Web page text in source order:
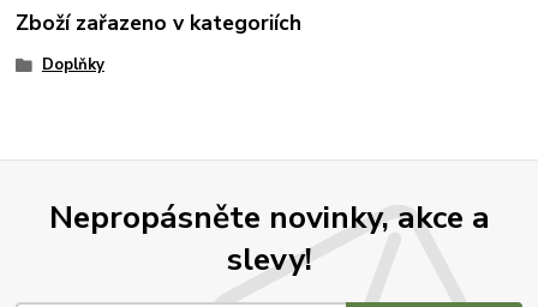
Zboží zařazeno v kategoriích
Doplňky
Nepropásněte novinky, akce a
slevy!